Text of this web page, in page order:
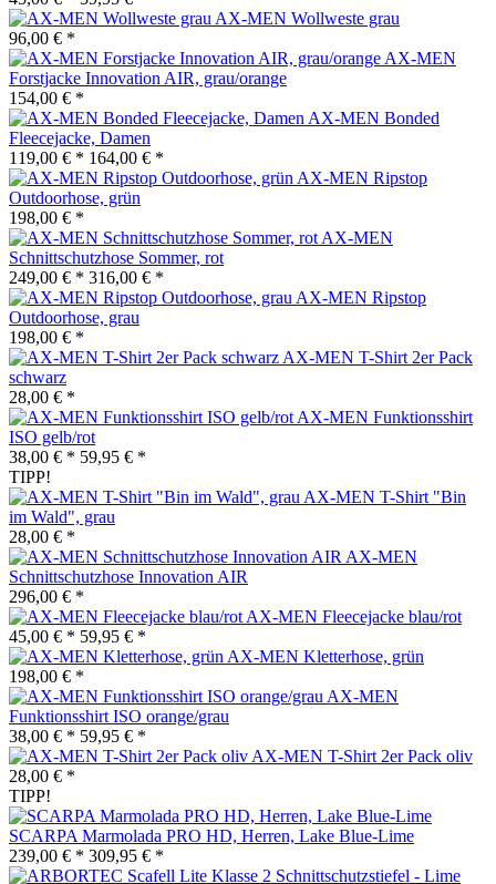
AX-MEN Wollweste grau
96,00 € *
AX-MEN
Forstjacke Innovation AIR, grau/orange
154,00 € *
AX-MEN Bonded
Fleecejacke, Damen
119,00 € * 164,00 € *
AX-MEN Ripstop
Outdoorhose, grün
198,00 € *
AX-MEN
Schnittschutzhose Sommer, rot
249,00 € * 316,00 € *
AX-MEN Ripstop
Outdoorhose, grau
198,00 € *
AX-MEN T-Shirt 2er Pack
schwarz
28,00 € *
AX-MEN Funktionsshirt
ISO gelb/rot
38,00 € * 59,95 € *
TIPP!
AX-MEN T-Shirt "Bin
im Wald", grau
28,00 € *
AX-MEN
Schnittschutzhose Innovation AIR
296,00 € *
AX-MEN Fleecejacke blau/rot
45,00 € * 59,95 € *
AX-MEN Kletterhose, grün
198,00 € *
AX-MEN
Funktionsshirt ISO orange/grau
38,00 € * 59,95 € *
AX-MEN T-Shirt 2er Pack oliv
28,00 € *
TIPP!
SCARPA Marmolada PRO HD, Herren, Lake Blue-Lime
239,00 € * 309,95 € *